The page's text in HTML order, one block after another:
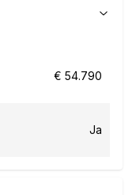
€ 54.790
Ja